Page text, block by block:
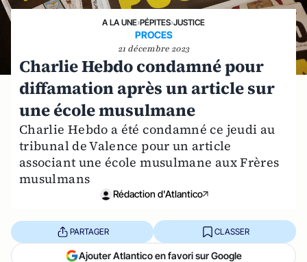
A LA UNE›PÉPITES›JUSTICE
PROCES
21 décembre 2023
Charlie Hebdo condamné pour
diffamation après un article sur
une école musulmane
Charlie Hebdo a été condamné ce jeudi au
tribunal de Valence pour un article
associant une école musulmane aux Frères
musulmans
Rédaction d'Atlantico
PARTAGER CLASSER
Ajouter Atlantico en favori sur Google